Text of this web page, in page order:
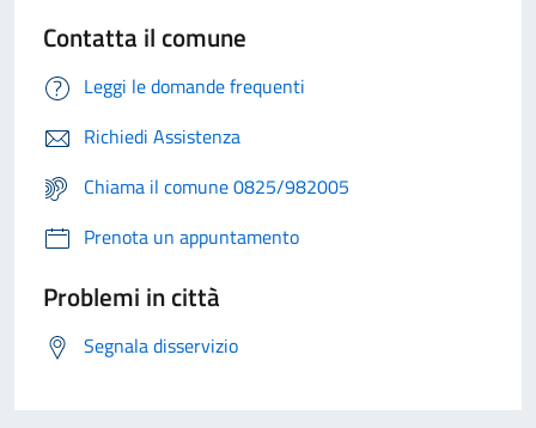
Contatta il comune
Leggi le domande frequenti
Richiedi Assistenza
Chiama il comune 0825/982005
Prenota un appuntamento
Problemi in città
Segnala disservizio